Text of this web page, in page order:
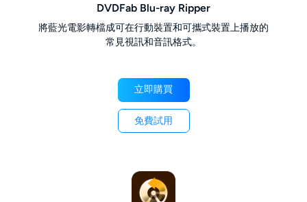
DVDFab Blu-ray Ripper
將藍光電影轉檔成可在行動裝置和可攜式裝置上播放的
常見視訊和音訊格式。
立即購買
免費試用